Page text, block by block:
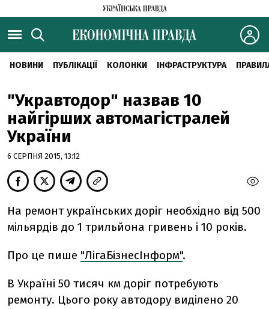
НОВИНИ ПУБЛІКАЦІЇ КОЛОНКИ ІНФРАСТРУКТУРА
"Укравтодор" назвав 10
найгірших автомагістралей
України
6 СЕРПНЯ 2015, 13:12
На ремонт українських доріг необхідно від 500
мільярдів до 1 трильйона гривень і 10 років.
Про це пише "ЛігаБізнесІнформ".
В Україні 50 тисяч км доріг потребують
ремонту. Цього року автодору виділено 20